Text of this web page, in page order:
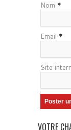
Nom *
Email *
Site
VOTRE